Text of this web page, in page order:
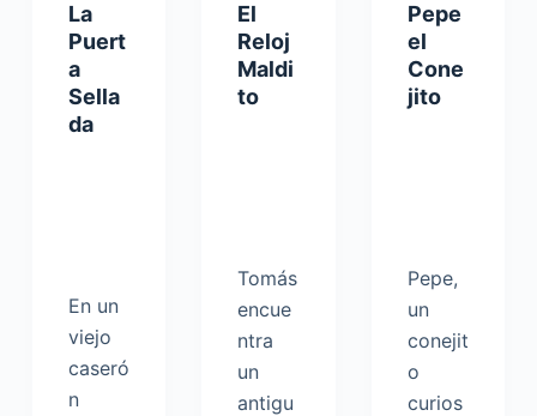
La
Puert
a
Sella
da
En un
viejo
caseró
n
El
Reloj
Maldi
to
Tomás
encue
ntra
un
antigu
Pepe
el
Cone
jito
Pepe,
un
conejit
o
curios